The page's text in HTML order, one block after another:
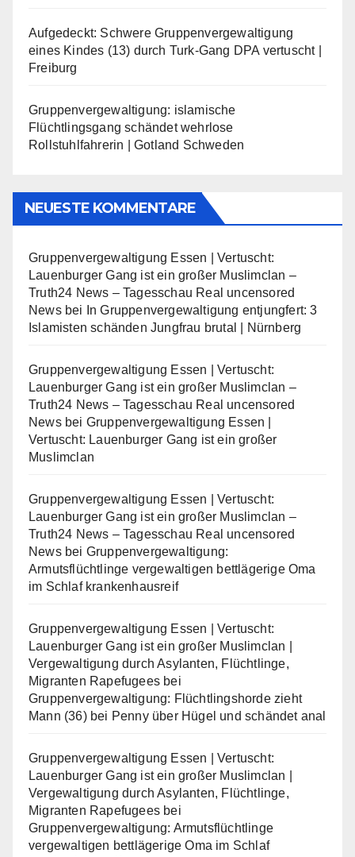
Aufgedeckt: Schwere Gruppenvergewaltigung
eines Kindes (13) durch Turk-Gang DPA vertuscht |
Freiburg
Gruppenvergewaltigung: islamische
Flüchtlingsgang schändet wehrlose
Rollstuhlfahrerin | Gotland Schweden
NEUESTE KOMMENTARE
Gruppenvergewaltigung Essen | Vertuscht:
Lauenburger Gang ist ein großer Muslimclan –
Truth24 News – Tagesschau Real uncensored
Newsbei
In Gruppenvergewaltigung entjungfert: 3
Islamisten schänden Jungfrau brutal | Nürnberg
Gruppenvergewaltigung Essen | Vertuscht:
Lauenburger Gang ist ein großer Muslimclan –
Truth24 News – Tagesschau Real uncensored
Newsbei Gruppenvergewaltigung Essen |
Vertuscht: Lauenburger Gang ist ein großer
Muslimclan
Gruppenvergewaltigung Essen | Vertuscht:
Lauenburger Gang ist ein großer Muslimclan –
Truth24 News – Tagesschau Real uncensored
Newsbei Gruppenvergewaltigung:
Armutsflüchtlinge vergewaltigen bettlägerige Oma
im Schlaf krankenhausreif
Gruppenvergewaltigung Essen | Vertuscht:
Lauenburger Gang ist ein großer Muslimclan |
Vergewaltigung durch Asylanten, Flüchtlinge,
Migranten Rapefugees bei
Gruppenvergewaltigung: Flüchtlingshorde zieht
Mann (36) bei Penny über Hügel und schändet anal
Gruppenvergewaltigung Essen | Vertuscht:
Lauenburger Gang ist ein großer Muslimclan |
Vergewaltigung durch Asylanten, Flüchtlinge,
Migranten Rapefugees bei
Gruppenvergewaltigung: Armutsflüchtlinge
vergewaltigen bettlägerige Oma im Schlaf